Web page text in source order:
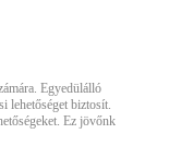
Egyedülálló
lehetőséget biztosít.
Ez jövőnk